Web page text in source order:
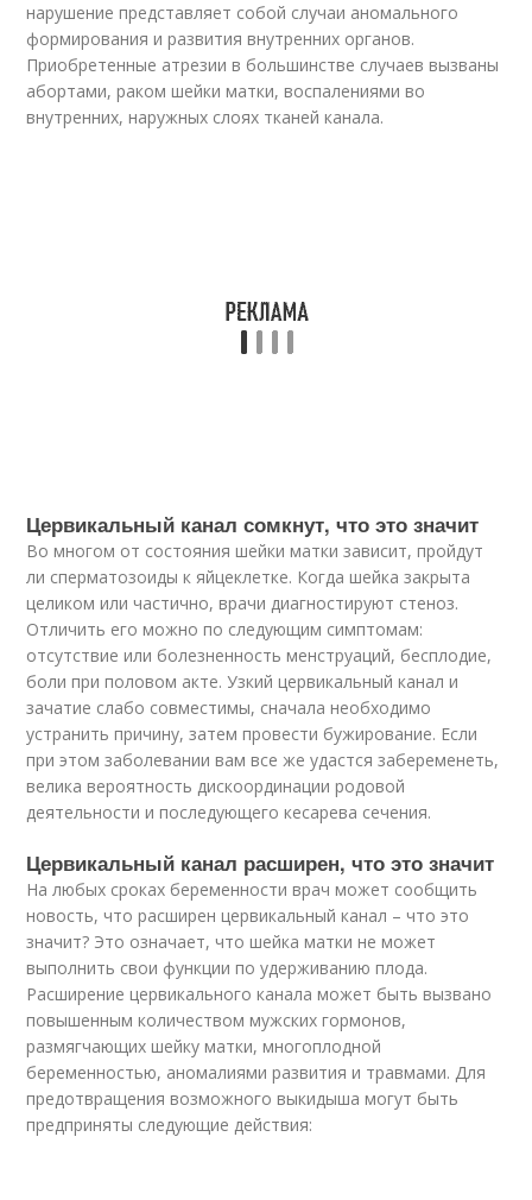
нарушение представляет собой случаи аномального
формирования и развития внутренних органов.
Приобретенные атрезии в большинстве случаев вызваны
абортами, раком шейки матки, воспалениями во
внутренних, наружных слоях тканей канала.
Цервикальный канал сомкнут, что это значит
Во многом от состояния шейки матки зависит, пройдут
ли сперматозоиды к яйцеклетке. Когда шейка закрыта
целиком или частично, врачи диагностируют стеноз.
Отличить его можно по следующим симптомам:
отсутствие или болезненность менструаций, бесплодие,
боли при половом акте. Узкий цервикальный канал и
зачатие слабо совместимы, сначала необходимо
устранить причину, затем провести бужирование. Если
при этом заболевании вам все же удастся забеременеть,
велика вероятность дискоординации родовой
деятельности и последующего кесарева сечения.
Цервикальный канал расширен, что это значит
На любых сроках беременности врач может сообщить
новость, что расширен цервикальный канал – что это
значит? Это означает, что шейка матки не может
выполнить свои функции по удерживанию плода.
Расширение цервикального канала может быть вызвано
повышенным количеством мужских гормонов,
размягчающих шейку матки, многоплодной
беременностью, аномалиями развития и травмами. Для
предотвращения возможного выкидыша могут быть
предприняты следующие действия: